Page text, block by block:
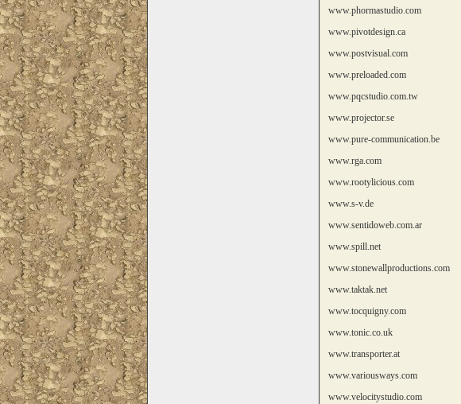
www.phormastudio.com
www.pivotdesign.ca
www.postvisual.com
www.preloaded.com
www.pqcstudio.com.tw
www.projector.se
www.pure-communication.be
www.rga.com
www.rootylicious.com
www.s-v.de
www.sentidoweb.com.ar
www.spill.net
www.stonewallproductions.com
www.taktak.net
www.tocquigny.com
www.tonic.co.uk
www.transporter.at
www.variousways.com
www.velocitystudio.com